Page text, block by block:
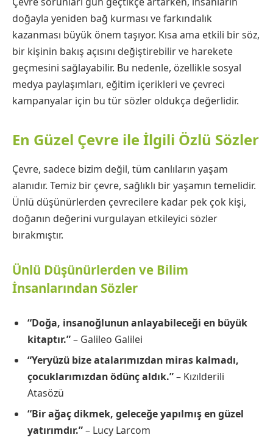
doğayla yeniden bağ kurması ve farkındalık
kazanması büyük önem taşıyor. Kısa ama etkili bir söz,
bir kişinin bakış açısını değiştirebilir ve harekete
geçmesini sağlayabilir. Bu nedenle, özellikle sosyal
medya paylaşımları, eğitim içerikleri ve çevreci
kampanyalar için bu tür sözler oldukça değerlidir.
En Güzel Çevre ile İlgili Özlü Sözler
Çevre, sadece bizim değil, tüm canlıların yaşam
alanıdır. Temiz bir çevre, sağlıklı bir yaşamın temelidir.
Ünlü düşünürlerden çevrecilere kadar pek çok kişi,
doğanın değerini vurgulayan etkileyici sözler
bırakmıştır.
Ünlü Düşünürlerden ve Bilim
İnsanlarından Sözler
“Doğa, insanoğlunun anlayabileceği en büyük
kitaptır.”– Galileo Galilei
“Yeryüzü bize atalarımızdan miras kalmadı,
çocuklarımızdan ödünç aldık.”– Kızılderili
Atasözü
“Bir ağaç dikmek, geleceğe yapılmış en güzel
yatırımdır.”– Lucy Larcom